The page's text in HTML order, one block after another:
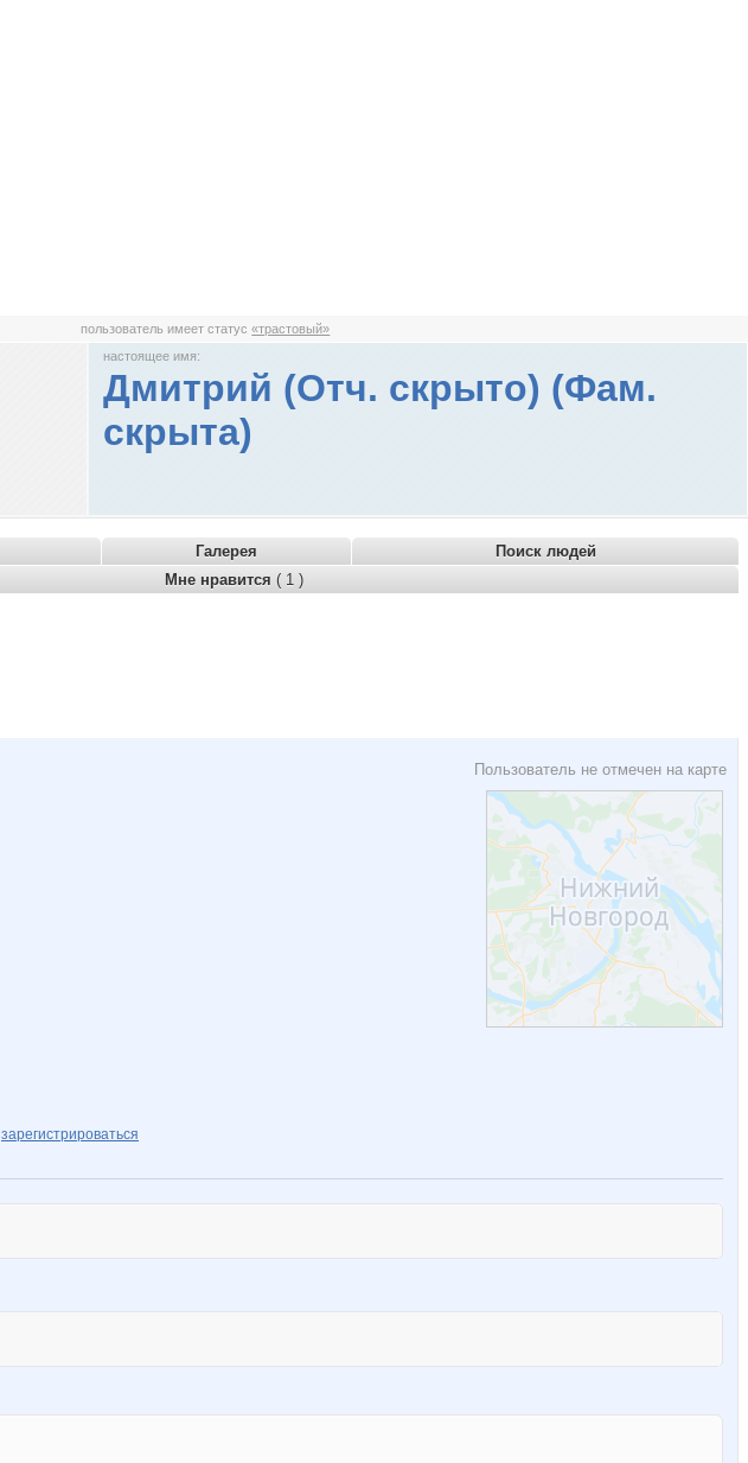
пользователь имеет статус«трастовый»
настоящее имя:
Дмитрий (Отч. скрыто) (Фам.
скрыта)
Галерея
Поиск людей
Мне нравится ( 1 )
Пользователь не отмечен на карте
зарегистрироваться